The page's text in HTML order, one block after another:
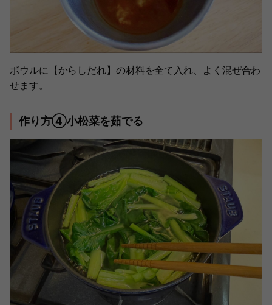
ボウルに【からしだれ】の材料を全て入れ、よく混ぜ合わ
せます。
作り方④小松菜を茹でる